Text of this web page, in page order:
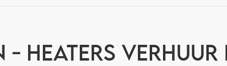
- Heaters verhuur